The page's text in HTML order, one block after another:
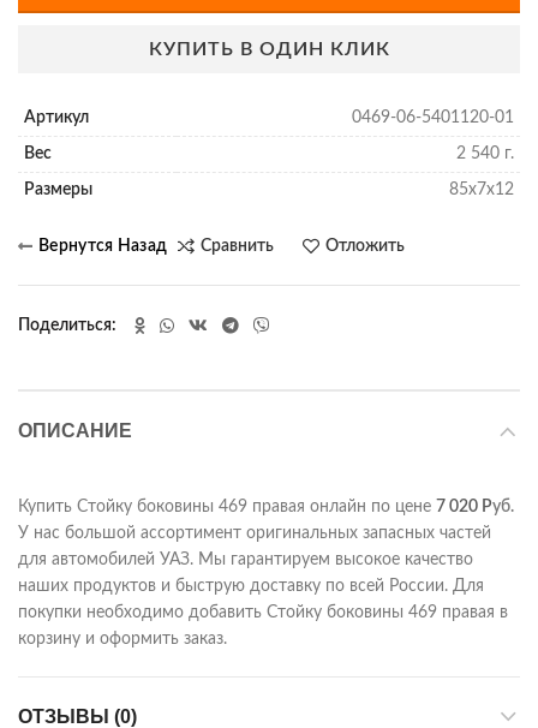
КУПИТЬ В ОДИН КЛИК
Артикул 0469-06-5401120-01
Вес 2 540 г.
Размеры 85х7х12
Сравнить Отложить
Поделиться
ОПИСАНИЕ
Купить Стойку боковины 469 правая онлайн по цене 7 020 Руб.
У нас большой ассортимент оригинальных запасных частей
для автомобилей УАЗ. Мы гарантируем высокое качество
наших продуктов и быструю доставку по всей России. Для
покупки необходимо добавить Стойку боковины 469 правая в
корзину и оформить заказ.
ОТЗЫВЫ (0)